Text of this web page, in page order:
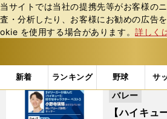
当サイトでは当社の提携先等がお客様の
査・分析したり、お客様にお勧めの広告
okie を使⽤する場合があります。詳しく
新着 ランキング 野球 サ
b
ス
「#日向翔陽」の最新ニュース・
【ハイキ
バレー